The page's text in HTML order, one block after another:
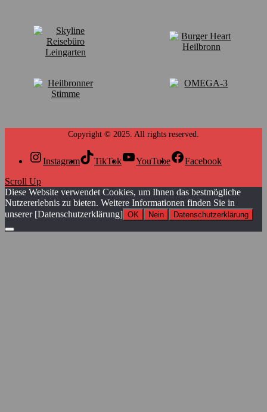
Instagram TikTok YouTube
Facebook
Scroll Up
Diese Website verwendet Cookies, um Ihnen das bestmögliche
Nutzererlebnis zu bieten. Weitere Informationen finden Sie in
unserer [Datenschutzerklärung] OK Nein Datenschutzerklärung